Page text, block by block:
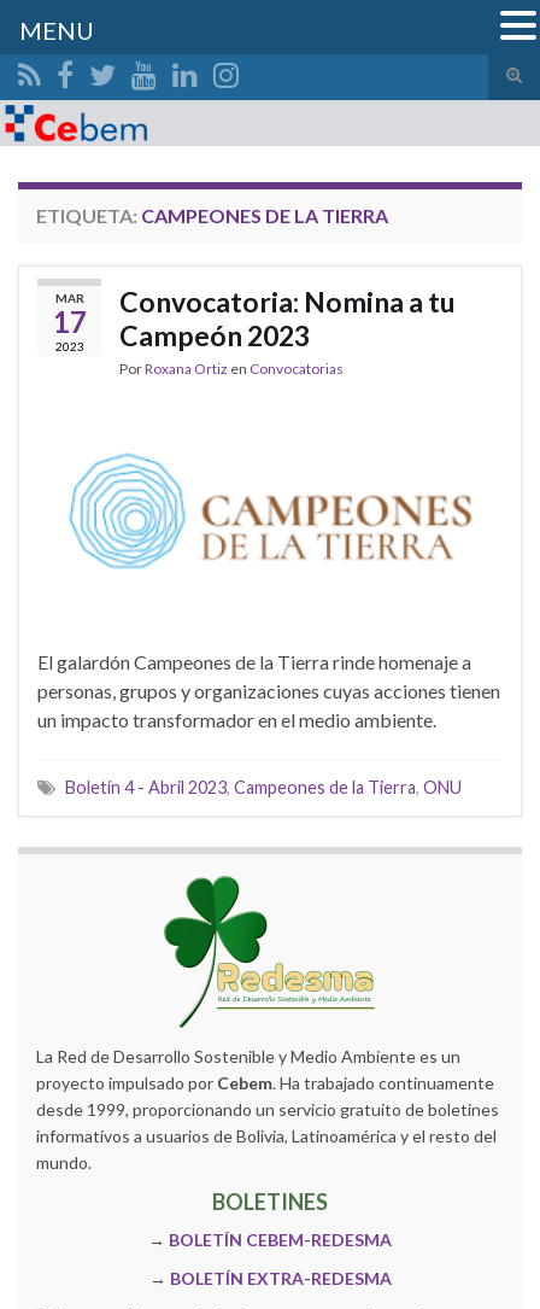
el
Search for:
ETIQUETA: CAMPEONES DE LA TIERRA
MAR
17
2023
Convocatoria: Nomina a tu
Campeón 2023
PorRoxana Ortiz en Convocatorias
El galardón Campeones de la Tierra rinde homenaje a
personas, grupos y organizaciones cuyas acciones tienen
un impacto transformador en el medio ambiente.
Boletín 4 - Abril 2023, Campeones de la Tierra, ONU
La Red de Desarrollo Sostenible y Medio Ambiente es un
proyecto impulsado por Cebem. Ha trabajado continuamente
desde 1999, proporcionando un servicio gratuito de boletines
informativos a usuarios de Bolivia, Latinoamérica y el resto del
mundo.
BOLETINES
→ BOLETÍN CEBEM-REDESMA
→ BOLETÍN EXTRA-REDESMA
MENU